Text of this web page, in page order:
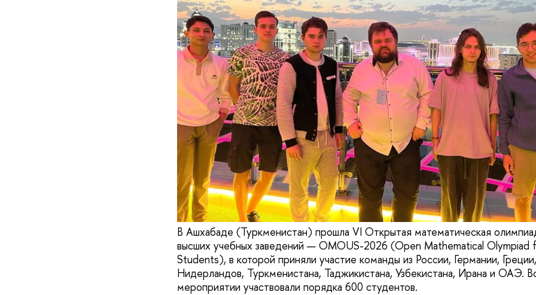
В Ашхабаде (Туркменистан) прошла VI Открытая математическая
высших учебных заведений — OMOUS-2026 (Open Mathematical Olympiad
Students), в которой приняли участие команды из России, Германии,
Нидерландов, Туркменистана, Таджикистана, Узбекистана, Ирана и ОАЭ.
мероприятии участвовали порядка 600 студентов.